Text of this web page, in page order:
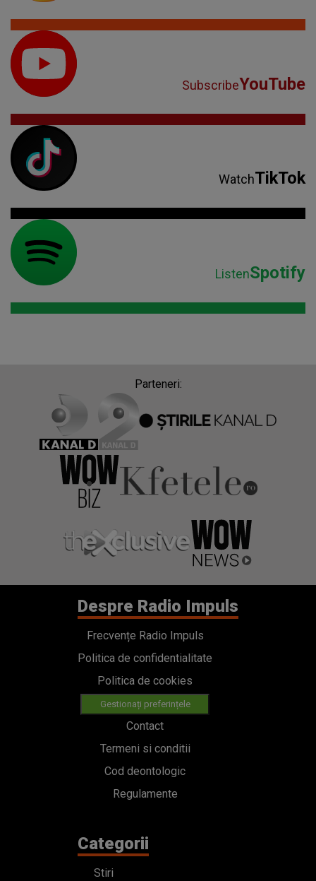
SubscribeYouTube
WatchTikTok
ListenSpotify
Parteneri:
Despre Radio Impuls
Frecvențe Radio Impuls
Politica de confidentialitate
Politica de cookies
Gestionați preferințele
Contact
Termeni si conditii
Cod deontologic
Regulamente
Categorii
Stiri